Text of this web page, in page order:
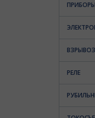
РЕЛЕ